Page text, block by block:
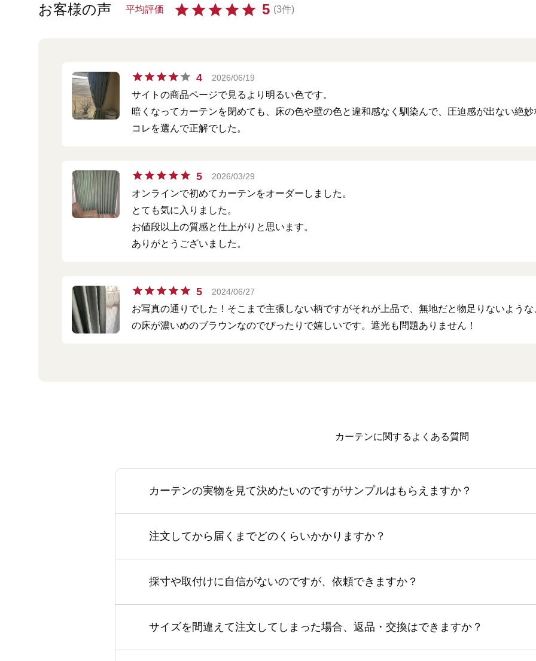
お客様の声 平均評価 5 (3件)
4 2026/06/19
サイトの商品ページで見るより明るい色です。
暗くなってカーテンを閉めても、床の色や壁の色と違和感なく馴染んで、圧迫感が出ない絶妙
コレを選んで正解でした。
5 2026/03/29
オンラインで初めてカーテンをオーダーしました。
とても気に入りました。
お値段以上の質感と仕上がりと思います。
ありがとうございました。
5 2024/06/27
お写真の通りでした！そこまで主張しない柄ですがそれが上品で、無地だと物足りないよう
の床が濃いめのブラウンなのでぴったりで嬉しいです。遮光も問題ありません！
カーテンに関するよくある質問
カーテンの実物を見て決めたいのですがサンプルはもらえますか？
注文してから届くまでどのくらいかかりますか？
採寸や取付けに自信がないのですが、依頼できますか？
サイズを間違えて注文してしまった場合、返品・交換はできますか？